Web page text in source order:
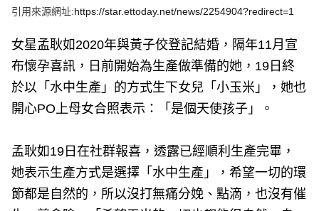
引用來源網址:https://star.ettoday.net/news/2254904?redirect=1
女星孟耿如2020年與黃子佼登記結婚，隔年11月宣
布懷孕喜訊，日前開始為生產做準備的她，19日終
於以「水中生產」的方式生下女兒「小玉米」，她也
開心PO上母女合照表示：「是個天使孩子」。
孟耿如19日在社群報喜，透露已經順利生產完畢，
她表示生產方式是選擇「水中生產」，希望一切的環
節都是自然的，所以沒打無痛分娩、點滴，也沒有催